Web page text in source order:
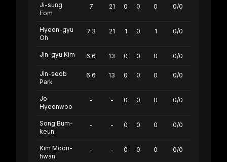
Ji-sung
Eom
7 21 0 0 0 0/0
Hyeon-gyu
Oh
7.3 21 1 0 1 0/0
Jin-gyu Kim 6.6 13 0 0 0 0/0
Jin-seob
Park
6.6 13 0 0 0 0/0
Jo
Hyeonwoo
- - 0 0 0 0/0
Song Bum-
keun
- - 0 0 0 0/0
Kim Moon-
hwan
- - 0 0 0 0/0